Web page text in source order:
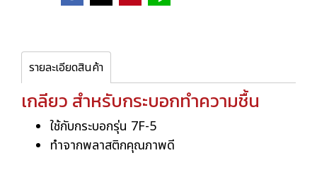
รายละเอียดสินค้า
เกลียว สำหรับกระบอกทำความชื้น
ใช้กับกระบอกรุ่น 7F-5
ทำจากพลาสติกคุณภาพดี